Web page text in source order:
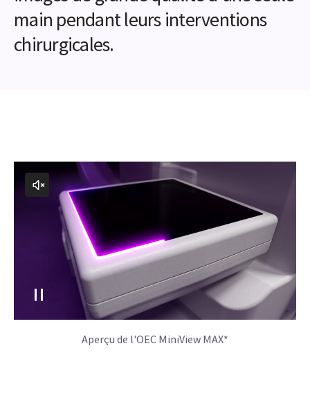
main pendant leurs interventions
chirurgicales.
Aperçu de l'OEC MiniView MAX*